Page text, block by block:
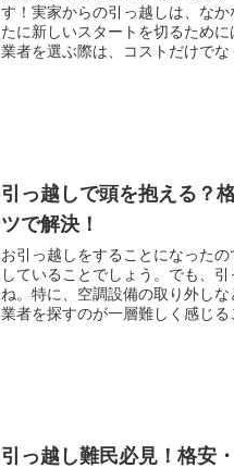
す！実家からの引っ越しは、な
たに新しいスタートを切るため
業者を選ぶ際は、コストだけでな
引っ越しで頭を抱える？
ツで解決！
お引っ越しをすることになった
していることでしょう。でも、
ね。特に、空調設備の取り外し
業者を探すのが一層難しく感じる
引っ越し難民必見！格安